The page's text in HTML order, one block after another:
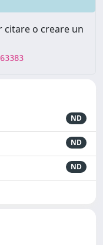
citare o creare un
ND
ND
ND